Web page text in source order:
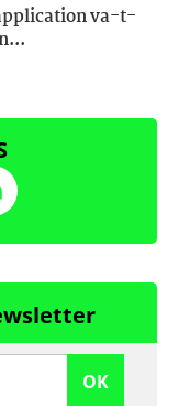
va-t-
OK